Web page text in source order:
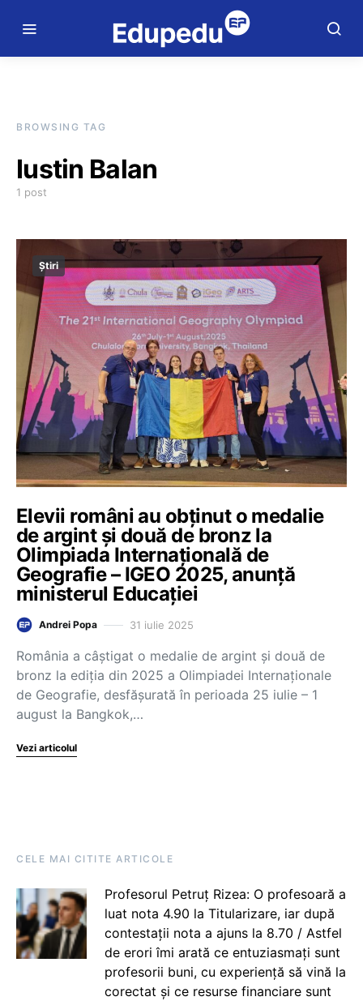
BROWSING TAG
Iustin Balan
1 post
Știri
Elevii români au obținut o medalie
de argint și două de bronz la
Olimpiada Internațională de
Geografie – IGEO 2025, anunță
ministerul Educației
Andrei Popa 31 iulie 2025
România a câștigat o medalie de argint și două de
bronz la ediția din 2025 a Olimpiadei Internaționale
de Geografie, desfășurată în perioada 25 iulie – 1
august la Bangkok,…
Vezi articolul
CELE MAI CITITE ARTICOLE
Profesorul Petruț Rizea: O profesoară a
luat nota 4.90 la Titularizare, iar după
contestații nota a ajuns la 8.70 / Astfel
de erori îmi arată ce entuziasmați sunt
profesorii buni, cu experiență să vină la
corectat și ce resurse financiare sunt